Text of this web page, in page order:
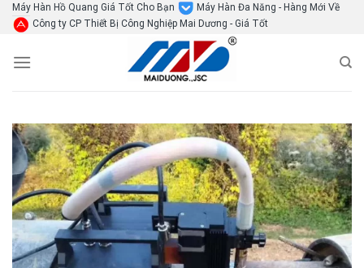
SkipMáy Hàn Hồ Quang Giá Tốt Cho Bạn
Máy Hàn Đa Năng - Hàng Mới Về
Công ty CP Thiết Bị Công Nghiệp Mai Dương - Giá Tốt